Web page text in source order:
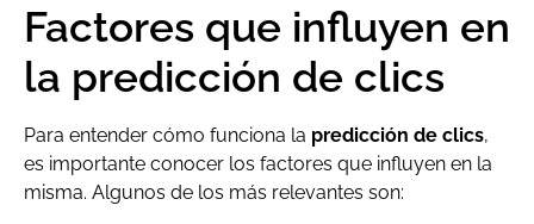
Factores que influyen en
la predicción de clics
Para entender cómo funciona la predicción de clics,
es importante conocer los factores que influyen en la
misma. Algunos de los más relevantes son: